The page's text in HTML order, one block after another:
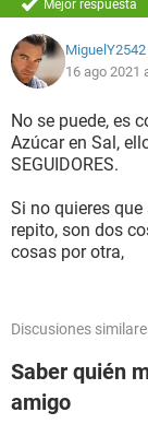
Mejor respuesta
MiguelY2542
16 ago 2021
No se puede, es
Azúcar en Sal,
SEGUIDORES.
Si no quieres
repito, son dos
cosas por otra,
Discusiones
Saber quién
amigo